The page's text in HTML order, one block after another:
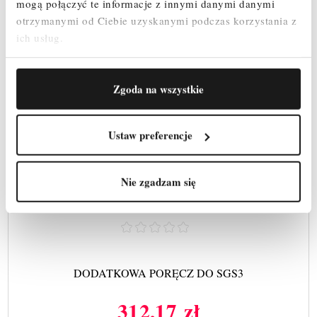
mogą połączyć te informacje z innymi danymi danymi
otrzymanymi od Ciebie uzyskanymi podczas korzystania z
ich usług.
Zgoda na wszystkie
Ustaw preferencje
Nie zgadzam się
DODATKOWA PORĘCZ DO SGS3